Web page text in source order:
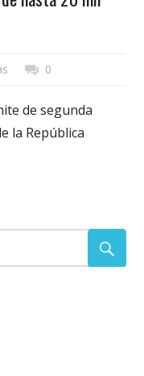
0
de segunda
la República